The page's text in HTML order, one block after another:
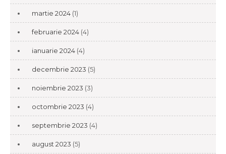
martie 2024 (1)
februarie 2024 (4)
ianuarie 2024 (4)
decembrie 2023 (5)
noiembrie 2023 (3)
octombrie 2023 (4)
septembrie 2023 (4)
august 2023 (5)